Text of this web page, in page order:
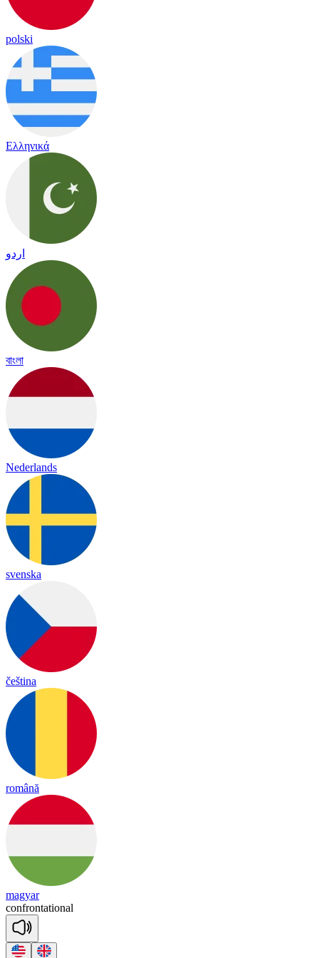
polski
Ελληνικά
اردو
বাংলা
Nederlands
svenska
čeština
română
magyar
confrontational